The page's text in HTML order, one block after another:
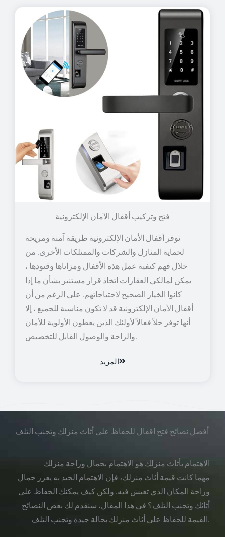
توفر أقفال الأمان الإلكترونية طريقة آمنة ومريحة
لحماية المنازل والشركات والممتلكات الأخرى. من
خلال فهم كيفية عمل هذه الأقفال ومزاياها وقيودها ،
يمكن لمالكي العقارات اتخاذ قرار مستنير بشأن ما إذا
كانوا الخيار الصحيح لاحتياجاتهم. على الرغم من أن
أقفال الأمان الإلكترونية قد لا تكون مناسبة للجميع ، إلا
أنها توفر حلاً فعالاً لأولئك الذين يعطون الأولوية للأمان
والراحة والوصول القابل للتخصيص.
المزيد
أفضل نصائح فتح اقفال للحفاظ على أثاث منزلك وتجنب التلف
الاهتمام بأثاث منزلك هو الاهتمام بجمال وراحة منزلك
مهما كانت قيمة أثاث منزلك، فإن الاهتمام الجيد به يعزز جمال
وراحة المكان الذي تعيش فيه. ولكن كيف يمكنك الحفاظ على
أثاثك وتجنب التلف؟ في هذا المقال، سنقدم لك بعض النصائح
القيمة للحفاظ على أثاث منزلك بحالة جيدة وتجنب التلف.